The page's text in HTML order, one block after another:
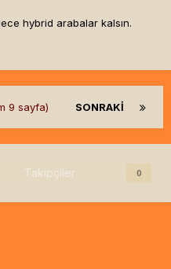
hybrid arabalar kalsın.
SONRAKI
9 sayfa)
Takipçiler 0